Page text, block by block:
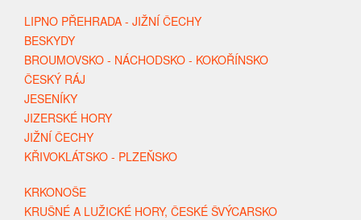
LIPNO PŘEHRADA - JIŽNÍ ČECHY
BESKYDY
BROUMOVSKO - NÁCHODSKO - KOKOŘÍNSKO
ČESKÝ RÁJ
JESENÍKY
JIZERSKÉ HORY
JIŽNÍ ČECHY
KŘIVOKLÁTSKO - PLZEŇSKO
KRKONOŠE
KRUŠNÉ A LUŽICKÉ HORY, ČESKÉ ŠVÝCARSKO